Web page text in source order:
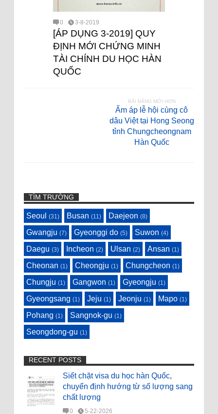
0 3-8-2019
[ÁP DỤNG 3-2019] QUY
ĐỊNH MỚI CHỨNG MINH
TÀI CHÍNH DU HỌC HÀN
QUỐC
BÀI ĐĂNG MỚI HƠN
Ấm áp lễ hội cùng cô
dâu Việt tại Hong Seong
tỉnh Chungcheongnam
Hàn Quốc
TÌM TRƯỜNG
Seoul (31) Busan (11) Daejeon (8)
Gwangju (7) Gyeonggi do (5) Suwon (4)
Daegu (3) Incheon (2) Ulsan (2) Ansan (1)
Cheonan (1) Cheongju (1) Chungcheon (1)
Chungju (1) Gangwon (1) Gyeongju (1)
Gyeongsang (1) Jeju (1) Jeonju (1) Mapo (1)
Pohang (1) Sangnok-gu (1)
Seongdong-gu (1)
RECENT POSTS
Siết chặt visa du học hàn Quốc,
chuyển định hướng từ số lượng sang
chất lượng
0 5-22-2026